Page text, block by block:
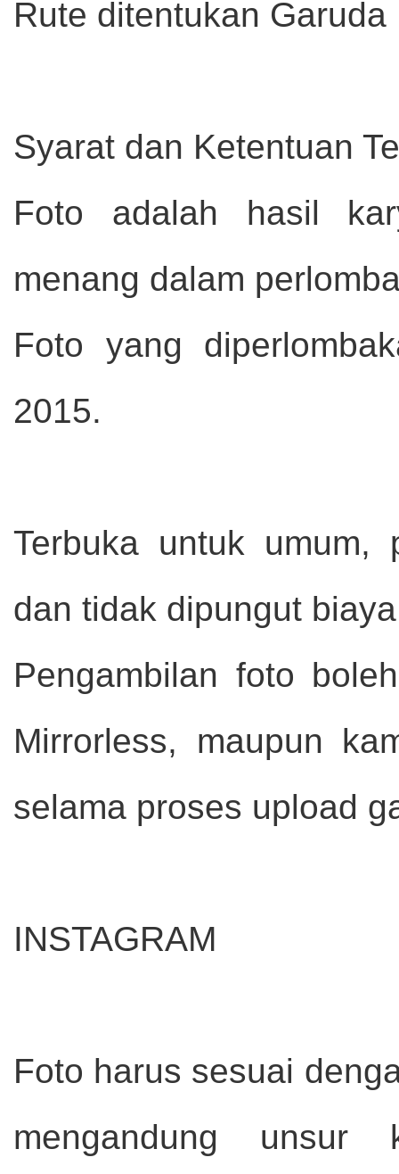
Rute ditentukan Garuda
Syarat dan Ketentuan
Foto adalah hasil
menang dalam
Foto yang
2015.
Terbuka untuk umum,
dan tidak dipungut
Pengambilan foto
Mirrorless, maupun
selama proses upload
INSTAGRAM
Foto harus sesuai
mengandung unsur